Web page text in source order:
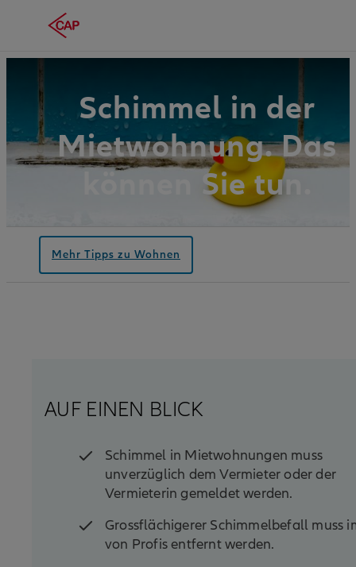
Schimmel in der
Mietwohnung. Das
können Sie tun.
Mehr Tipps zu Wohnen
AUF EINEN BLICK
Schimmel in Mietwohnungen muss
unverzüglich dem Vermieter oder der
Vermieterin gemeldet werden.
Grossflächigerer Schimmelbefall muss
von Profis entfernt werden.